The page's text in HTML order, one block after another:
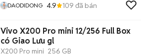
DAODIDONG 4.9 109 đã bán
Vivo X200 Pro mini 12/256 Full Box
có Giao Lưu gl
X200 Pro mini 256 GB